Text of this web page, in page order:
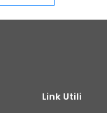
Link Utili